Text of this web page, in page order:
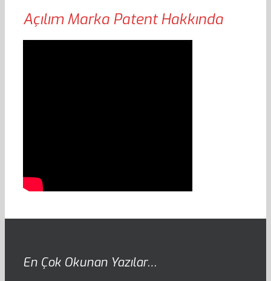
Açılım Marka Patent Hakkında
En Çok Okunan Yazılar…